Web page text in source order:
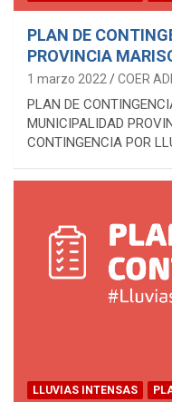
PLAN DE
PROVINCIA
1 marzo 2022 COER
PLAN DE
MUNICIPALIDAD
CONTINGENCIA POR
LLUVIAS INTENSAS